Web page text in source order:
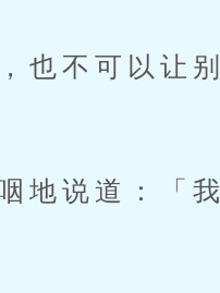
也不可以让别
地说道：「我